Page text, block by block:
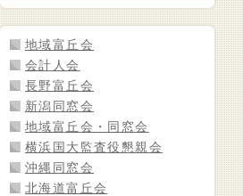
地域富丘会
会計人会
長野富丘会
新潟同窓会
地域富丘会・同窓会
横浜国大監査役懇親会
沖縄同窓会
北海道富丘会